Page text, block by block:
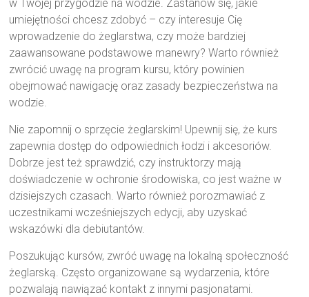
w Twojej przygodzie na wodzie. Zastanów się, jakie
umiejętności chcesz zdobyć – czy interesuje Cię
wprowadzenie do żeglarstwa, czy może bardziej
zaawansowane podstawowe manewry? Warto również
zwrócić uwagę na program kursu, który powinien
obejmować nawigację oraz zasady bezpieczeństwa na
wodzie.
Nie zapomnij o sprzęcie żeglarskim! Upewnij się, że kurs
zapewnia dostęp do odpowiednich łodzi i akcesoriów.
Dobrze jest też sprawdzić, czy instruktorzy mają
doświadczenie w ochronie środowiska, co jest ważne w
dzisiejszych czasach. Warto również porozmawiać z
uczestnikami wcześniejszych edycji, aby uzyskać
wskazówki dla debiutantów.
Poszukując kursów, zwróć uwagę na lokalną społeczność
żeglarską. Często organizowane są wydarzenia, które
pozwalają nawiązać kontakt z innymi pasjonatami.